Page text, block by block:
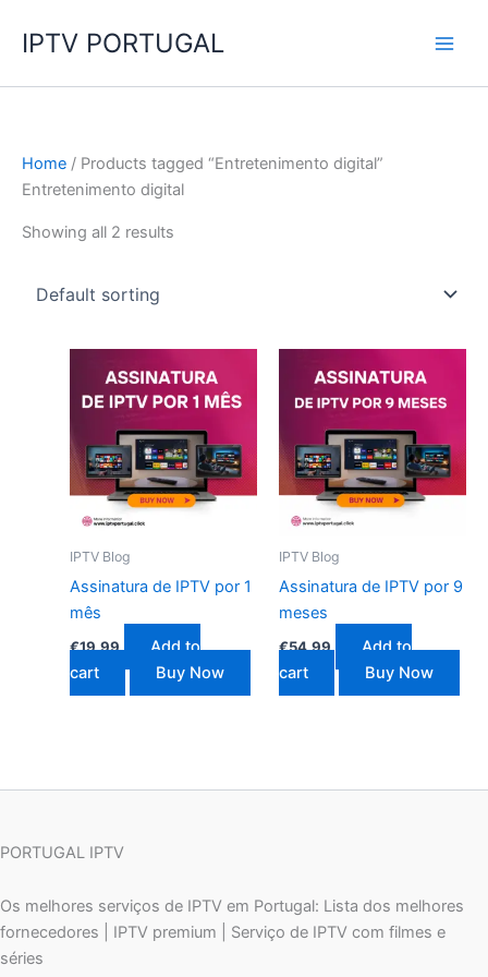
IPTV PORTUGAL
Home / Products tagged “Entretenimento digital”
Entretenimento digital
Showing all 2 results
IPTV Blog
Assinatura de IPTV por 1
mês
€19.99
Add to
cart
Buy Now
IPTV Blog
Assinatura de IPTV por 9
meses
€54.99
Add to
cart
Buy Now
PORTUGAL IPTV
Os melhores serviços de IPTV em Portugal: Lista dos melhores
fornecedores | IPTV premium | Serviço de IPTV com filmes e
séries